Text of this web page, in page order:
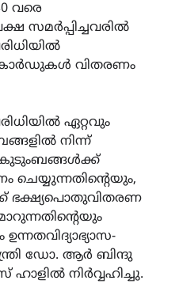
വരെ
വിതരണം
ഏറ്റവും
നിന്ന്
കുടുംബങ്ങൾക്ക്
ഭക്ഷ്യപൊതുവിതരണ
ഡോ. ആർ ബിന്ദു
നിർവ്വഹിച്ചു.